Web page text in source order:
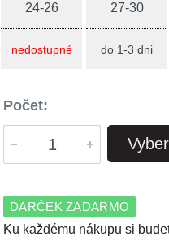
24-26
nedostupné
27-30
do 1-3 dni
Počet:
DARČEK ZADARMO
Ku každému nákupu si